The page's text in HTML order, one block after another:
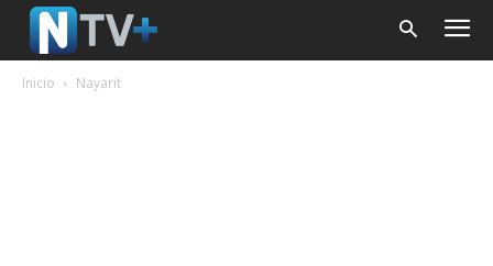
Inicio Nayarit